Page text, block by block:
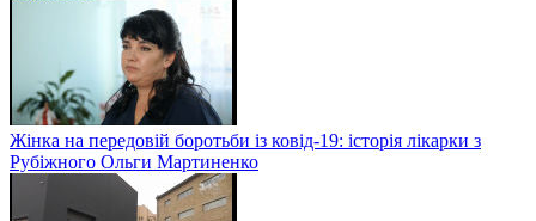
Жінка на передовій боротьби із ковід-19: історія лікарки з
Рубіжного Ольги Мартиненко